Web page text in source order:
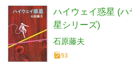
ハイウェイ惑星 (
星シリーズ)
石原藤夫
53